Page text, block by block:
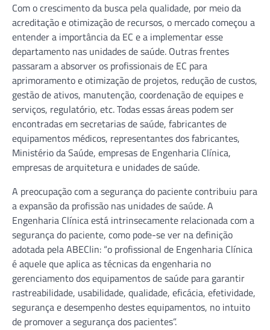
Com o crescimento da busca pela qualidade, por meio da
acreditação e otimização de recursos, o mercado começou a
entender a importância da EC e a implementar esse
departamento nas unidades de saúde. Outras frentes
passaram a absorver os profissionais de EC para
aprimoramento e otimização de projetos, redução de custos,
gestão de ativos, manutenção, coordenação de equipes e
serviços, regulatório, etc. Todas essas áreas podem ser
encontradas em secretarias de saúde, fabricantes de
equipamentos médicos, representantes dos fabricantes,
Ministério da Saúde, empresas de Engenharia Clínica,
empresas de arquitetura e unidades de saúde.
A preocupação com a segurança do paciente contribuiu para
a expansão da profissão nas unidades de saúde. A
Engenharia Clínica está intrinsecamente relacionada com a
segurança do paciente, como pode-se ver na definição
adotada pela ABEClin: “o profissional de Engenharia Clínica
é aquele que aplica as técnicas da engenharia no
gerenciamento dos equipamentos de saúde para garantir
rastreabilidade, usabilidade, qualidade, eficácia, efetividade,
segurança e desempenho destes equipamentos, no intuito
de promover a segurança dos pacientes”.